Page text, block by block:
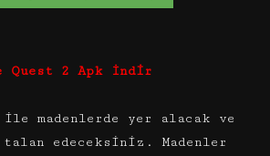
Quest 2 Apk İndir
ile madenlerde yer alacak ve
edeceksiniz. Madenler